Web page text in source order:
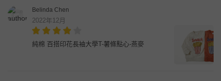
Belinda Chen
2022年12月
純棉 百搭印花長袖大學T-薯條點心-燕麥